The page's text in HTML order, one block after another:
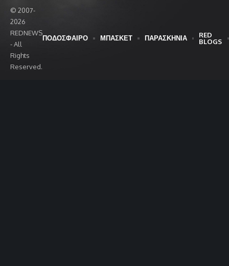
© 2007-
2026
REDNEWS
- All
Rights
Reserved.
ΠΟΔΟΣΦΑΙΡΟ ΜΠΑΣΚΕΤ ΠΑΡΑΣΚΗΝΙΑ
RED
BLOGS